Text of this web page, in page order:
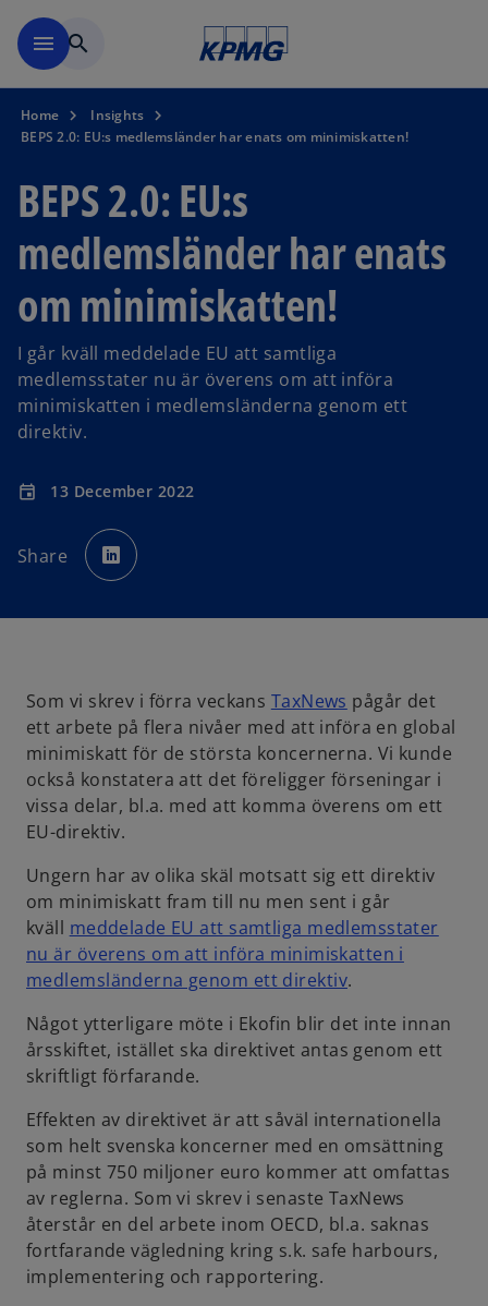
menu search
Home
Insights
BEPS 2.0: EU:s medlemsländer har enats om minimiskatten!
BEPS 2.0: EU:s
medlemsländer har enats
om minimiskatten!
I går kväll meddelade EU att samtliga
medlemsstater nu är överens om att införa
minimiskatten i medlemsländerna genom ett
direktiv.
event 13 December 2022
Share p
e
a
b
Som vi skrev i förra veckans TaxNews o
p
e
n
s
a
n
e
w
t
a
pågår det
ett arbete på flera nivåer med att införa en global
minimiskatt för de största koncernerna. Vi kunde
också konstatera att det föreligger förseningar i
vissa delar, bl.a. med att komma överens om ett
EU-direktiv.
Ungern har av olika skäl motsatt sig ett direktiv
om minimiskatt fram till nu men sent i går
kväll meddelade EU att samtliga medlemsstater
nu är överens om att införa minimiskatten i
medlemsländerna genom ett direktivo
e
n
a
w
.
Något ytterligare möte i Ekofin blir det inte innan
årsskiftet, istället ska direktivet antas genom ett
skriftligt förfarande.
Effekten av direktivet är att såväl internationella
som helt svenska koncerner med en omsättning
på minst 750 miljoner euro kommer att omfattas
av reglerna. Som vi skrev i senaste TaxNews
återstår en del arbete inom OECD, bl.a. saknas
fortfarande vägledning kring s.k. safe harbours,
implementering och rapportering.